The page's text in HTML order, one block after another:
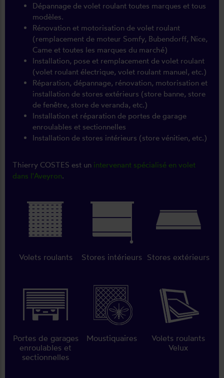
Dépannage de volet roulant toutes marques et tous
modèles.
Rénovation et motorisation de volet roulant
(remplacement de moteur Somfy, Bubendorff, Nice,
Came et toutes les marques du marché)
Installation, pose et remplacement de volet roulant
(volet roulant électrique, volet roulant manuel, etc.)
Réparation, dépannage, rénovation, motorisation et
installation de stores extérieurs (store banne, store
de fenêtre, store de veranda, etc.)
Installation et réparation de portes de garage
enroulables et sectionnelles
Installation de stores intérieurs (store vénitien, etc.)
Thierry COSTES est un intervenant spécialisé en volet
dans l'Aveyron.
Volets roulants Stores intérieurs Stores extérieurs
Portes de garages
enroulables et
sectionnelles
Moustiquaires
Volets roulants
Velux